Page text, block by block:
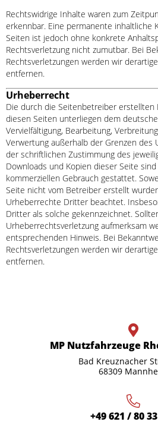
Rechtswidrige Inhalte waren zum
erkennbar. Eine permanente inhaltliche
Seiten ist jedoch ohne konkrete
Rechtsverletzung nicht zumutbar. Bei
Rechtsverletzungen werden wir
entfernen.
Urheberrecht
Die durch die Seitenbetreiber erstellten
diesen Seiten unterliegen dem
Vervielfältigung, Bearbeitung,
Verwertung außerhalb der Grenzen
der schriftlichen Zustimmung des
Downloads und Kopien dieser Seite
kommerziellen Gebrauch gestattet.
Seite nicht vom Betreiber erstellt
Urheberrechte Dritter beachtet.
Dritter als solche gekennzeichnet.
Urheberrechtsverletzung aufmerksam
entsprechenden Hinweis. Bei
Rechtsverletzungen werden wir
entfernen.
MP Nutzfahrzeuge
Bad Kreuznacher
68309
+49 621 / 80